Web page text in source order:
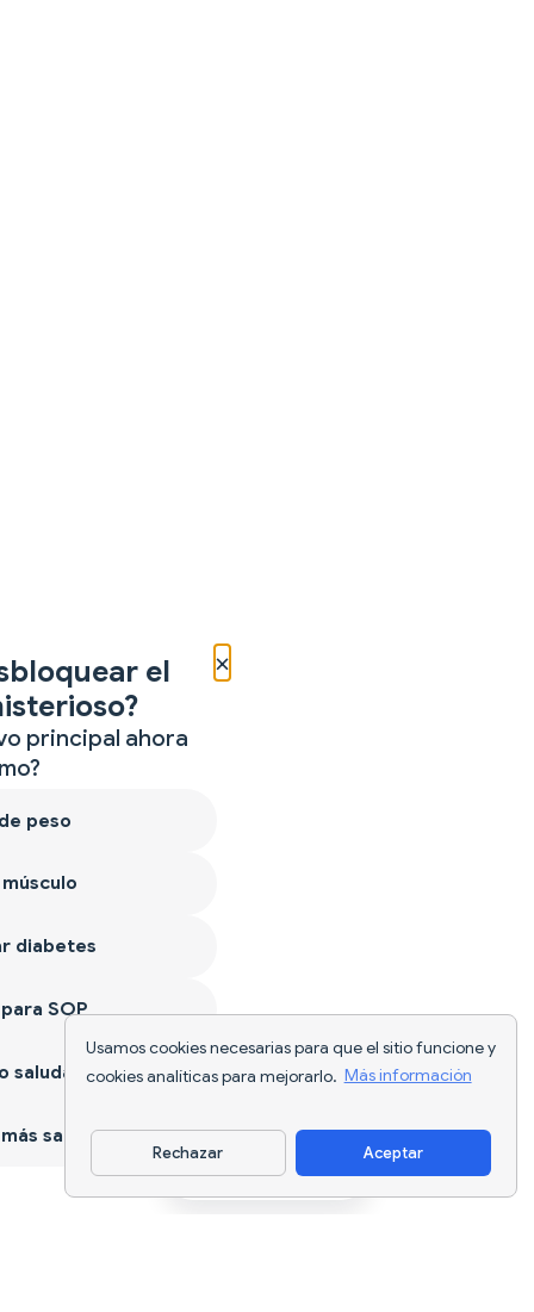
Usamos cookies necesarias para que el sitio funcione y
cookies analíticas para mejorarlo. Más información
Rechazar Aceptar
Descargar app
×
el
principal ahora
peso
diabetes
SOP
saludable
sano